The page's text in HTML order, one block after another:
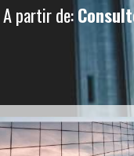
partir de: